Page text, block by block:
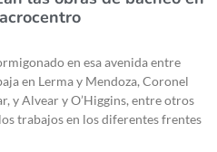
en esa avenida entre
en Lerma y Mendoza, Coronel
y Alvear y O’Higgins, entre otros
trabajos en los diferentes frentes